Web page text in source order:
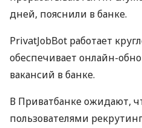
дней, пояснили в банке.
PrivatJobBot работает
обеспечивает онлайн-
вакансий в банке.
В Приватбанке ожидают,
пользователями